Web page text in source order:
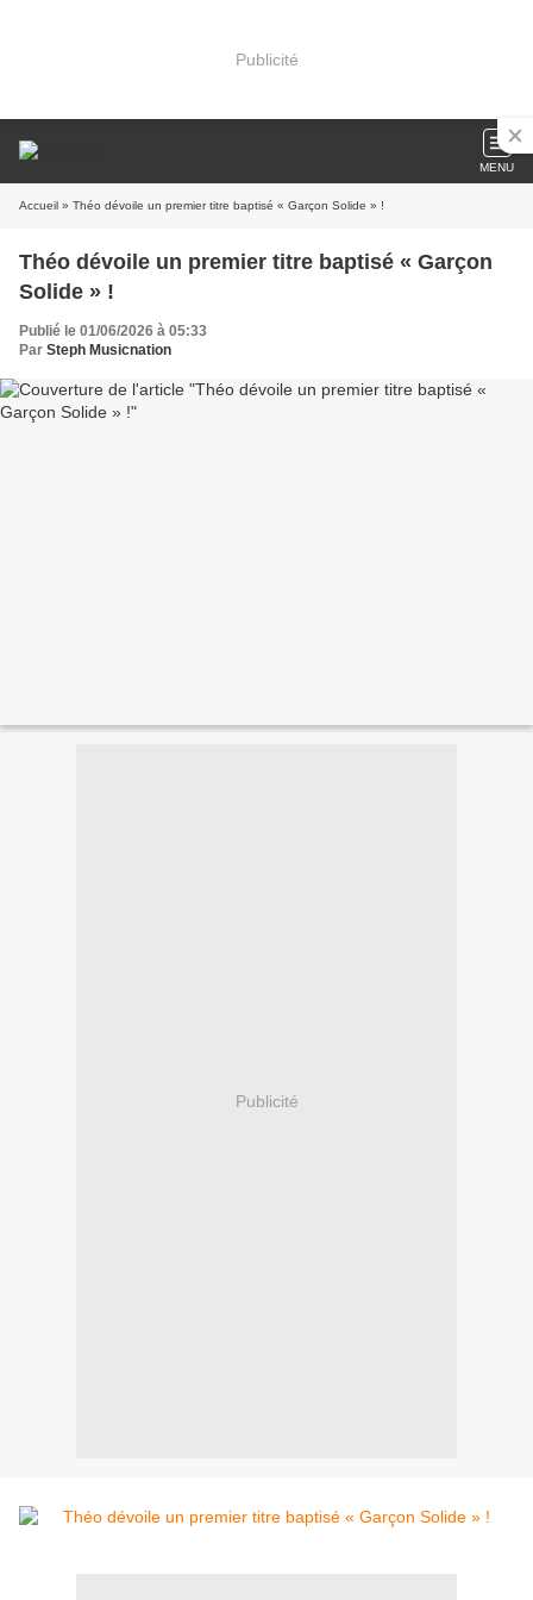
Publicité
MENU
Accueil » Théo dévoile un premier titre baptisé « Garçon Solide » !
Théo dévoile un premier titre baptisé « Garçon
Solide » !
Publié le 01/06/2026 à 05:33
Par Steph Musicnation
Publicité